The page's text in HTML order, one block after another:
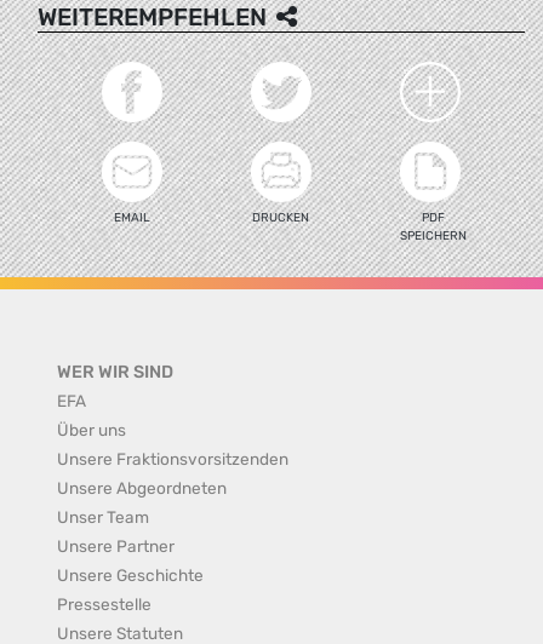
WEITEREMPFEHLEN
EMAIL DRUCKEN
PDF
SPEICHERN
WER WIR SIND
EFA
Über uns
Unsere Fraktionsvorsitzenden
Unsere Abgeordneten
Unser Team
Unsere Partner
Unsere Geschichte
Pressestelle
Unsere Statuten